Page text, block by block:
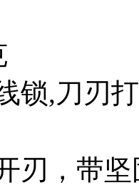
锁,刀刃
刃，带